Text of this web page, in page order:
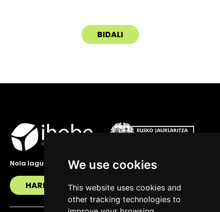
We use cookies
This website uses cookies and
other tracking technologies to
Nola lagundu zaitzakegu?
HARREMANETAN JARRI